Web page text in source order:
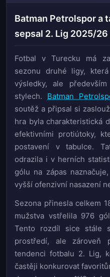
Batman Petrolspor a
sepsal 2. Lig 2025/
Fotbal v Turecku má
sezonu druhé ligy,
výsledky, ale
stylech. Batman
soutěž a připsal si
hra byla charakteristická
efektivními protiútoky,
postavení v tabulce.
odrazila i v herních
gólu na zápas
vyšší ofenzivní nasazení
Sezona přinesla celkem
mužstva vstřelila 976
Tento rozdíl sice stále
prostředí, ale zároveň
tendenci fotbalu 2. Lig,
častěji konkurovat